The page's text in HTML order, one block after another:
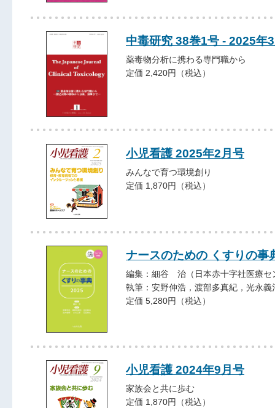
中毒研究 38巻1号 - 2025年
薬毒物分析に携わる専門職から
定価 2,420円（税込）
小児看護 2025年2月号
みんなで育つ環境創り
定価 1,870円（税込）
ナースのための くすりの
編集：細谷 治（日本赤十字社医療セ
執筆：安野伸浩，渡部多真紀，光永
定価 5,280円（税込）
小児看護 2024年9月号
家族会と共に歩む
定価 1,870円（税込）